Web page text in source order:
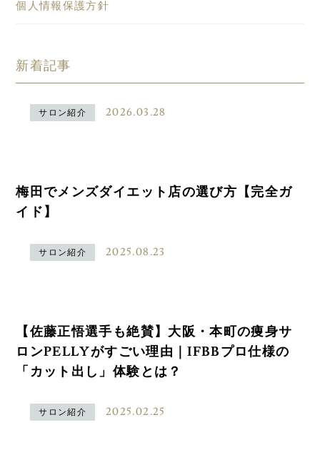
個人情報保護方針
新着記事
サロン紹介 2026.03.28
梅田でメンズダイエット店の選び方【完全ガ
イド】
サロン紹介 2025.08.23
【佐藤正悟選手も絶賛】大阪・本町の痩身サ
ロンPELLYがすごい理由｜IFBBプロ仕様の
「カット出し」体験とは？
サロン紹介 2025.02.25